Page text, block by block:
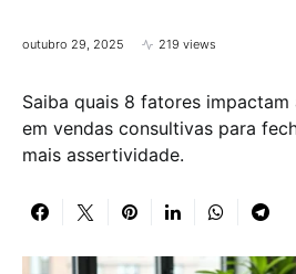
outubro 29, 2025 219 views
Saiba quais 8 fatores
em vendas consultivas para
mais assertividade.